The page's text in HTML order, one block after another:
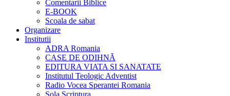
Comentarii Biblice
E-BOOK
Scoala de sabat
Organizare
Institutii
ADRA Romania
CASE DE ODIHNĂ
EDITURA VIATA SI SANATATE
Institutul Teologic Adventist
Radio Vocea Sperantei Romania
Sola Scriptura